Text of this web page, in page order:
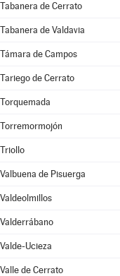
Tabanera de Cerrato
Tabanera de Valdavia
Támara de Campos
Tariego de Cerrato
Torquemada
Torremormojón
Triollo
Valbuena de Pisuerga
Valdeolmillos
Valderrábano
Valde-Ucieza
Valle de Cerrato